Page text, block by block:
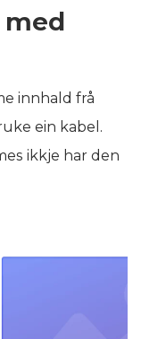
med
innhald frå
ein kabel.
ikkje har den